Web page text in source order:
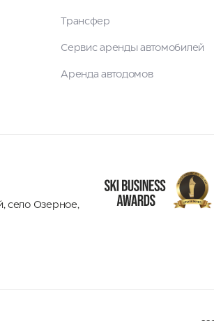
Трансфер
Сервис аренды автомобилей
Аренда автодомов
,село Озерное,